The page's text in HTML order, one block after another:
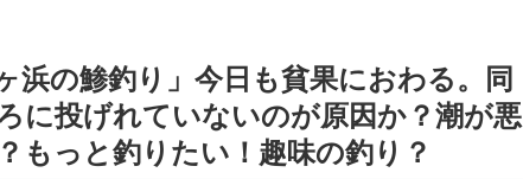
浜の鯵釣り」今日も貧果におわる。同
に投げれていないのが原因か？潮が悪
もっと釣りたい！趣味の釣り？